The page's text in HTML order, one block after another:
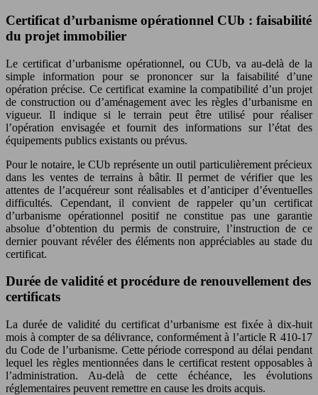
Certificat d’urbanisme opérationnel CUb : faisabilité
du projet immobilier
Le certificat d’urbanisme opérationnel, ou CUb, va au-delà de la
simple information pour se prononcer sur la faisabilité d’une
opération précise. Ce certificat examine la compatibilité d’un projet
de construction ou d’aménagement avec les règles d’urbanisme en
vigueur. Il indique si le terrain peut être utilisé pour réaliser
l’opération envisagée et fournit des informations sur l’état des
équipements publics existants ou prévus.
Pour le notaire, le CUb représente un outil particulièrement précieux
dans les ventes de terrains à bâtir. Il permet de vérifier que les
attentes de l’acquéreur sont réalisables et d’anticiper d’éventuelles
difficultés. Cependant, il convient de rappeler qu’un certificat
d’urbanisme opérationnel positif ne constitue pas une garantie
absolue d’obtention du permis de construire, l’instruction de ce
dernier pouvant révéler des éléments non appréciables au stade du
certificat.
Durée de validité et procédure de renouvellement des
certificats
La durée de validité du certificat d’urbanisme est fixée à dix-huit
mois à compter de sa délivrance, conformément à l’article R 410-17
du Code de l’urbanisme. Cette période correspond au délai pendant
lequel les règles mentionnées dans le certificat restent opposables à
l’administration. Au-delà de cette échéance, les évolutions
réglementaires peuvent remettre en cause les droits acquis.